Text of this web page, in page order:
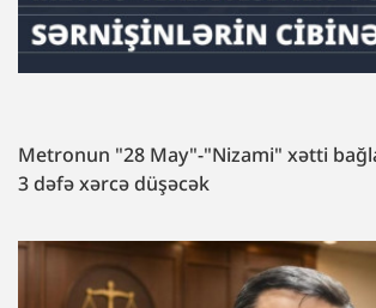
Metronun "28 May"-"Nizami" xətti
3 dəfə xərcə düşəcək